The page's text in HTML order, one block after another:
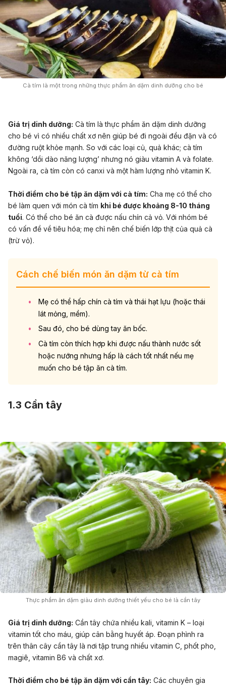
Cà tím là một trong những thực phẩm ăn dặm dinh dưỡng cho bé
Giá trị dinh dưỡng: Cà tím là thực phẩm ăn dặm dinh dưỡng
cho bé vì có nhiều chất xơ nên giúp bé đi ngoài đều đặn và có
đường ruột khỏe mạnh. So với các loại củ, quả khác; cà tím
không ‘dồi dào năng lượng’ nhưng nó giàu vitamin A và folate.
Ngoài ra, cà tím còn có canxi và một hàm lượng nhỏ vitamin K.
Thời điểm cho bé tập ăn dặm với cà tím: Cha mẹ có thể cho
bé làm quen với món cà tím khi bé được khoảng 8-10 tháng
tuổi. Có thể cho bé ăn cà được nấu chín cả vỏ. Với nhóm bé
có vấn đề về tiêu hóa; mẹ chỉ nên chế biến lớp thịt của quả cà
(trừ vỏ).
Cách chế biến món ăn dặm từ cà tím
Mẹ có thể hấp chín cà tím và thái hạt lựu (hoặc thái
lát mỏng, mềm).
Sau đó, cho bé dùng tay ăn bốc.
Cà tím còn thích hợp khi được nấu thành nước sốt
hoặc nướng nhưng hấp là cách tốt nhất nếu mẹ
muốn cho bé tập ăn cà tím.
1.3 Cần tây
Thực phẩm ăn dặm giàu dinh dưỡng thiết yếu cho bé là cần tây
Giá trị dinh dưỡng: Cần tây chứa nhiều kali, vitamin K – loại
vitamin tốt cho máu, giúp cân bằng huyết áp. Đoạn phình ra
trên thân cây cần tây là nơi tập trung nhiều vitamin C, phốt pho,
magiê, vitamin B6 và chất xơ.
Thời điểm cho bé tập ăn dặm với cần tây: Các chuyên gia